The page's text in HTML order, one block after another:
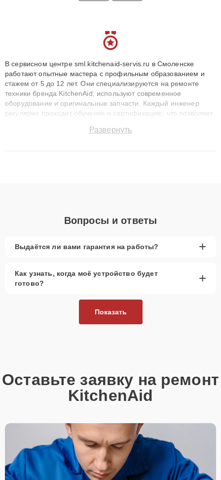
В сервисном центре sml.kitchenaid-servis.ru в Смоленске
работают опытные мастера с профильным образованием и
стажем от 5 до 12 лет. Они специализируются на ремонте
техники бренда KitchenAid, используют современное
оборудование и оригинальные запчасти. Каждый инженер
регулярно проходит обучение и сертификацию, что позволяет
технику с сохранением гарантии до 3 лет. Наши мастера
Развернуть
Вопросы и ответы
Выдаётся ли вами гарантия на работы? +
Как узнать, когда моё устройство будет
готово?
+
Показать
Оставьте заявку на ремонт
KitchenAid